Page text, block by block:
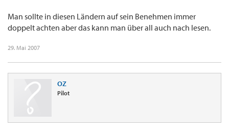
Man sollte in diesen Ländern auf sein Benehmen immer
doppelt achten aber das kann man über all auch nach lesen.
29. Mai 2007
OZ
Pilot